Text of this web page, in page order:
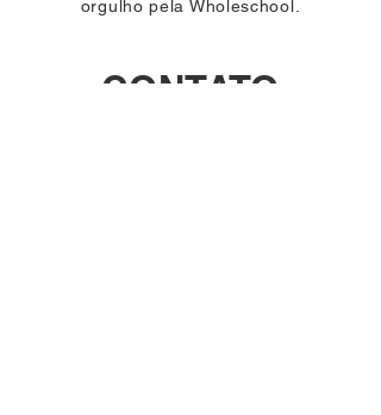
orgulho pela Wholeschool.
CONTATO